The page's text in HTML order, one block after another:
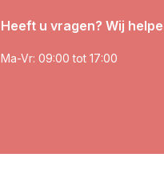
Heeft u vragen? Wij
Ma-Vr: 09:00 tot 17:00